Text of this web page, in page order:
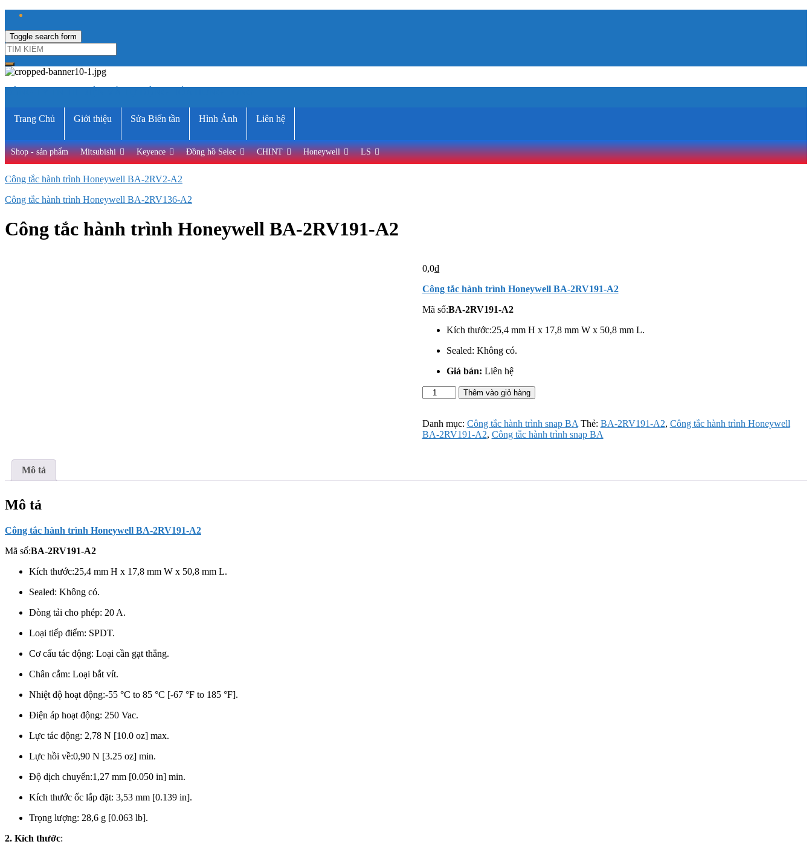
Toggle search form
Trang Chủ Giới thiệu Sửa Biến tần Hình Ảnh Liên hệ
Shop - sản phẩm Mitsubishi Keyence Đồng hồ Selec CHINT Honeywell LS
Công tắc hành trình Honeywell BA-2RV2-A2
Công tắc hành trình Honeywell BA-2RV136-A2
Công tắc hành trình Honeywell BA-2RV191-A2
0,0₫
Công tắc hành trình Honeywell BA-2RV191-A2
Mã số:BA-2RV191-A2
Kích thước:25,4 mm H x 17,8 mm W x 50,8 mm L.
Sealed: Không có.
Giá bán: Liên hệ
Công
tắc
trình
Honeywell
Thêm vào giỏ hàng
Danh mục: Công tắc hành trình snap BA Thẻ: BA-2RV191-A2, Công tắc hành trình Honeywell
BA-2RV191-A2, Công tắc hành trình snap BA
Mô tả
Mô tả
Công tắc hành trình Honeywell BA-2RV191-A2
Mã số:BA-2RV191-A2
Kích thước:25,4 mm H x 17,8 mm W x 50,8 mm L.
Sealed: Không có.
Dòng tải cho phép: 20 A.
Loại tiếp điểm: SPDT.
Cơ cấu tác động: Loại cần gạt thẳng.
Chân cắm: Loại bắt vít.
Nhiệt độ hoạt động:-55 °C to 85 °C [-67 °F to 185 °F].
Điện áp hoạt động: 250 Vac.
Lực tác động: 2,78 N [10.0 oz] max.
Lực hồi về:0,90 N [3.25 oz] min.
Độ dịch chuyển:1,27 mm [0.050 in] min.
Kích thước ốc lắp đặt: 3,53 mm [0.139 in].
Trọng lượng: 28,6 g [0.063 lb].
2. Kích thước: